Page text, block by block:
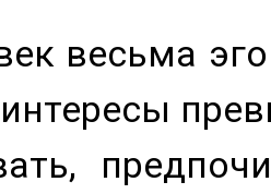
весьма